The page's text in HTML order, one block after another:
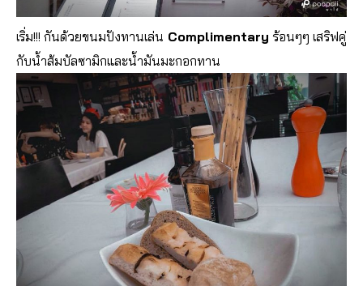
เริ่ม!!! กันด้วยขนมปังทานเล่น Complimentary ร้อนๆๆ เสริฟคู่
กับน้ำส้มบัลซามิกและน้ำมันมะกอกทาน